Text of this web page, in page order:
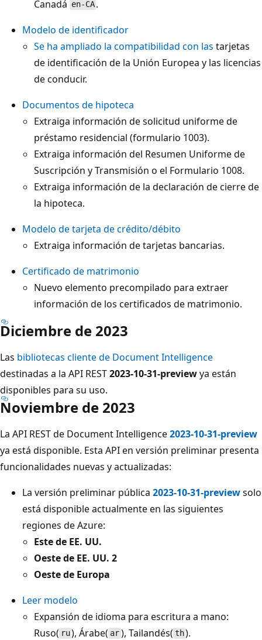
Canadá en-CA .
Modelo de identificador
Se ha ampliado la compatibilidad con las tarjetas
de identificación de la Unión Europea y las licencias
de conducir.
Documentos de hipoteca
Extraiga información de solicitud uniforme de
préstamo residencial (formulario 1003).
Extraiga información del Resumen Uniforme de
Suscripción y Transmisión o el Formulario 1008.
Extraiga información de la declaración de cierre de
la hipoteca.
Modelo de tarjeta de crédito/débito
Extraiga información de tarjetas bancarias.
Certificado de matrimonio
Nuevo elemento precompilado para extraer
información de los certificados de matrimonio.
Diciembre de 2023
Las bibliotecas cliente de Document Intelligence
destinadas a la API REST2023-10-31-previewya están
disponibles para su uso.
Noviembre de 2023
La API REST de Document Intelligence2023-10-31-preview
ya está disponible. Esta API en versión preliminar presenta
funcionalidades nuevas y actualizadas:
La versión preliminar pública 2023-10-31-previewsolo
está disponible actualmente en las siguientes
regiones de Azure:
Este de EE. UU.
Oeste de EE. UU. 2
Oeste de Europa
Leer modelo
Expansión de idioma para escritura a mano:
Ruso( ru), Árabe( ar), Tailandés( th).